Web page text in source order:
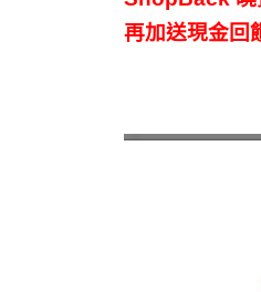
再加送現金回